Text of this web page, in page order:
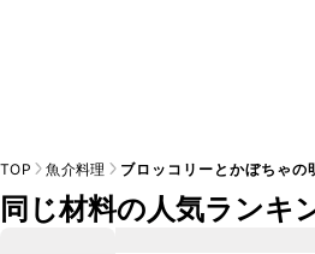
TOP 魚介料理 ブロッコリーとかぼちゃの
同じ材料の人気ランキ